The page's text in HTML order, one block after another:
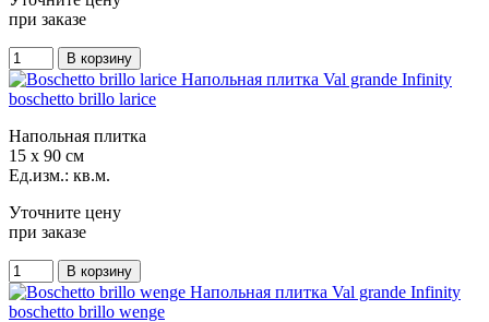
при заказе
boschetto brillo larice
Напольная плитка
15 x 90 см
Ед.изм.: кв.м.
Уточните цену
при заказе
boschetto brillo wenge